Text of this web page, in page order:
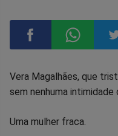
Compartilhar
Vera Magalhães, que
sem nenhuma intimidade
Uma mulher fraca.